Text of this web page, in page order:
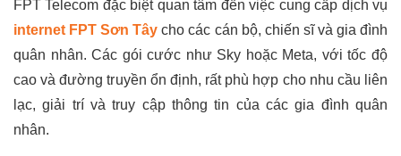
FPT Telecom đặc biệt quan tâm đến việc cung cấp dịch vụ
internet FPT Sơn Tây cho các cán bộ, chiến sĩ và gia đình
quân nhân. Các gói cước như Sky hoặc Meta, với tốc độ
cao và đường truyền ổn định, rất phù hợp cho nhu cầu liên
lạc, giải trí và truy cập thông tin của các gia đình quân
nhân.